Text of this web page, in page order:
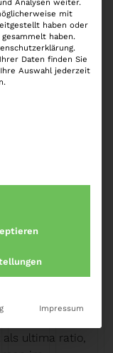
(EZV)
Auskunft zu
zu stellen
ultima ratio,
Analysen weiter.
mit
haben oder
haben.
Daten finden Sie
Auswahl jederzeit
für die
Impressum